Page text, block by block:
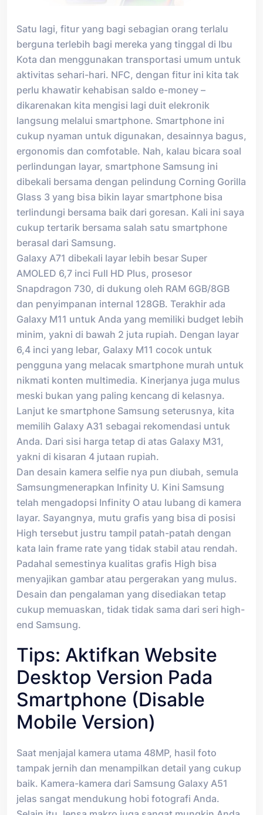
Satu lagi, fitur yang bagi sebagian orang terlalu
berguna terlebih bagi mereka yang tinggal di Ibu
Kota dan menggunakan transportasi umum untuk
aktivitas sehari-hari. NFC, dengan fitur ini kita tak
perlu khawatir kehabisan saldo e-money –
dikarenakan kita mengisi lagi duit elekronik
langsung melalui smartphone. Smartphone ini
cukup nyaman untuk digunakan, desainnya bagus,
ergonomis dan comfotable. Nah, kalau bicara soal
perlindungan layar, smartphone Samsung ini
dibekali bersama dengan pelindung Corning Gorilla
Glass 3 yang bisa bikin layar smartphone bisa
terlindungi bersama baik dari goresan. Kali ini saya
cukup tertarik bersama salah satu smartphone
berasal dari Samsung.
Galaxy A71 dibekali layar lebih besar Super
AMOLED 6,7 inci Full HD Plus, prosesor
Snapdragon 730, di dukung oleh RAM 6GB/8GB
dan penyimpanan internal 128GB. Terakhir ada
Galaxy M11 untuk Anda yang memiliki budget lebih
minim, yakni di bawah 2 juta rupiah. Dengan layar
6,4 inci yang lebar, Galaxy M11 cocok untuk
pengguna yang melacak smartphone murah untuk
nikmati konten multimedia. Kinerjanya juga mulus
meski bukan yang paling kencang di kelasnya.
Lanjut ke smartphone Samsung seterusnya, kita
memilih Galaxy A31 sebagai rekomendasi untuk
Anda. Dari sisi harga tetap di atas Galaxy M31,
yakni di kisaran 4 jutaan rupiah.
Dan desain kamera selfie nya pun diubah, semula
Samsungmenerapkan Infinity U. Kini Samsung
telah mengadopsi Infinity O atau lubang di kamera
layar. Sayangnya, mutu grafis yang bisa di posisi
High tersebut justru tampil patah-patah dengan
kata lain frame rate yang tidak stabil atau rendah.
Padahal semestinya kualitas grafis High bisa
menyajikan gambar atau pergerakan yang mulus.
Desain dan pengalaman yang disediakan tetap
cukup memuaskan, tidak tidak sama dari seri high-
end Samsung.
Tips: Aktifkan Website
Desktop Version Pada
Smartphone (disable
Mobile Version)
Saat menjajal kamera utama 48MP, hasil foto
tampak jernih dan menampilkan detail yang cukup
baik. Kamera-kamera dari Samsung Galaxy A51
jelas sangat mendukung hobi fotografi Anda.